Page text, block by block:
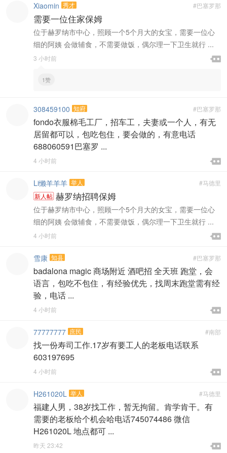
#巴塞罗那
Xiaomin 秀才
需要一位住家保姆
位于赫罗纳市中心，照顾一个5个月大的女宝，需要一位心
细的阿姨 会做辅食，不需要做饭，偶尔理一下卫生就行 ...

3 小时前 
1赞
#巴塞罗那
308459100 知府
fondo衣服棉毛工厂，招车工，夫妻或一个人，有无
居留都可以，包吃包住，要会做的，有意电话
688060591巴塞罗 ...

4 小时前 
#马德里
Li懒羊羊羊 举人
新人帖 赫罗纳招聘保姆
位于赫罗纳市中心，照顾一个5个月大的女宝，需要一位心
细的阿姨 会做辅食，不需要做饭，偶尔理一下卫生就行 ...

4 小时前 
#巴塞罗那
雪康 知县
badalona magic 商场附近 酒吧招 全天班 跑堂，会
语言，包吃不包住，有经验优先，找周末跑堂需有经
验，电话 ...

4 小时前 
#南部
77777777 庶民
找一份寿司工作.17岁有要工人的老板电话联系
603197695

4 小时前 
#马德里
H261020L 举人
福建人男，38岁找工作，暂无拘留。肯学肯干。有
需要的老板给个机会哈电话745074486 微信
H261020L 地点都可 ...

昨天 23:42 